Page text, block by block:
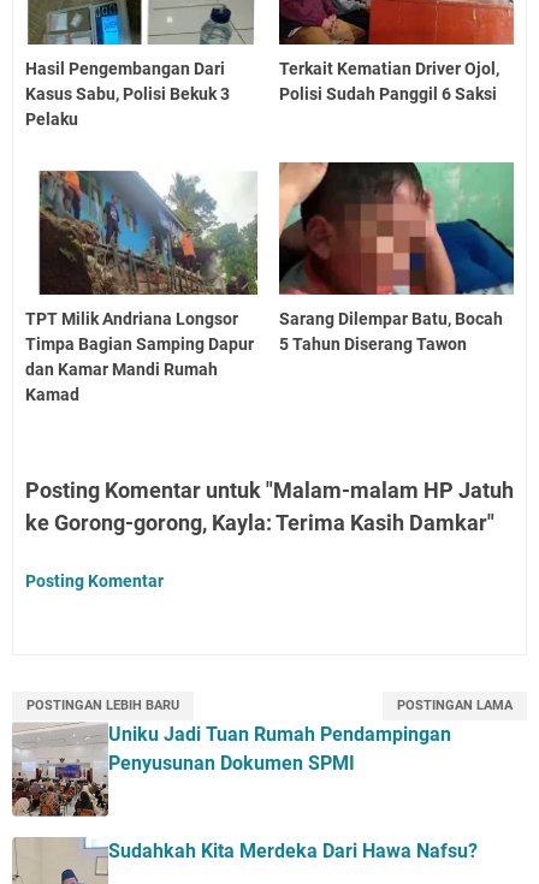
Hasil Pengembangan Dari
Kasus Sabu, Polisi Bekuk 3
Pelaku
Terkait Kematian Driver Ojol,
Polisi Sudah Panggil 6 Saksi
TPT Milik Andriana Longsor
Timpa Bagian Samping Dapur
dan Kamar Mandi Rumah
Kamad
Sarang Dilempar Batu, Bocah
5 Tahun Diserang Tawon
Posting Komentar untuk "Malam-malam HP Jatuh
ke Gorong-gorong, Kayla: Terima Kasih Damkar"
Posting Komentar
POSTINGAN LEBIH BARU POSTINGAN LAMA
Uniku Jadi Tuan Rumah Pendampingan
Penyusunan Dokumen SPMI
Sudahkah Kita Merdeka Dari Hawa Nafsu?